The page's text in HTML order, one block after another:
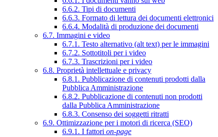
6.6.2. Tipi di documenti
6.6.3. Formato di lettura dei documenti elettronici
6.6.4. Modalità di produzione dei documenti
6.7. Immagini e video
6.7.1. Testo alternativo (alt text) per le immagini
6.7.2. Sottotitoli per i video
6.7.3. Trascrizioni per i video
6.8. Proprietà intellettuale e privacy
6.8.1. Pubblicazione di contenuti prodotti dalla
Pubblica Amministrazione
6.8.2. Pubblicazione di contenuti non prodotti
dalla Pubblica Amministrazione
6.8.3. Consenso dei soggetti ritratti
6.9. Ottimizzazione per i motori di ricerca (SEO)
6.9.1. I fattori on-page